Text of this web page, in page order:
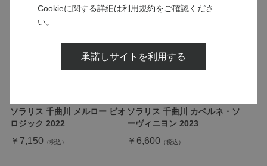
ソラリス 千曲川 メルロー ビオ
ロジック 2022
￥7,150
ソラリス 千曲川 カベルネ・ソ
ーヴィニヨン 2023
￥6,600
Cookieに関する詳細は利用規約をご確認くださ
い。
承諾しサイトを利用する